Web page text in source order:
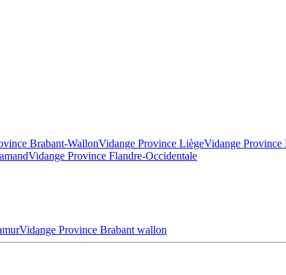
Brabant-WallonVidange Province LiègeVidange Province
Vidange Province Flandre-Occidentale
Vidange Province Brabant wallon